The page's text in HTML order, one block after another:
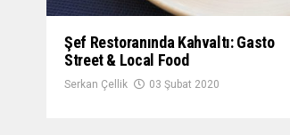
Şef Restoranında Kahvaltı: Gasto
Street & Local Food
Serkan Çellik 03 Şubat 2020